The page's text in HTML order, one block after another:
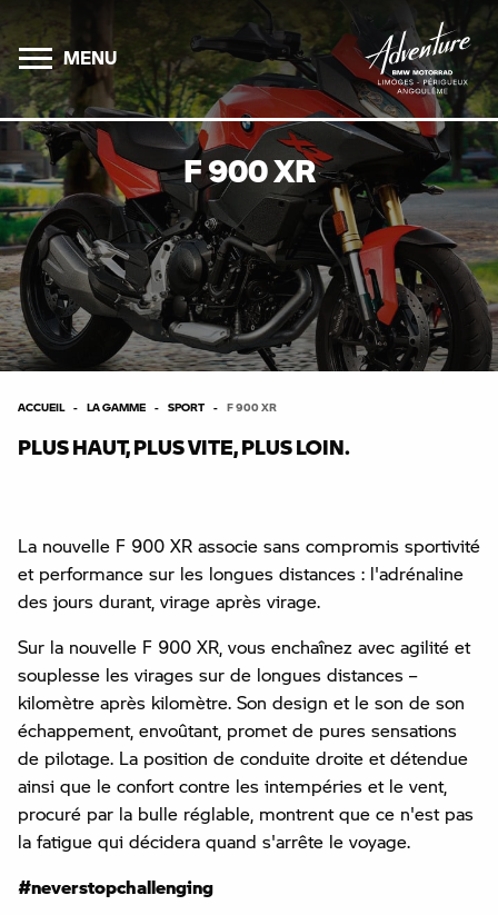
MENU
F 900 XR
ACCUEIL LA GAMME SPORT F 900 XR
PLUS HAUT, PLUS VITE, PLUS LOIN.
La nouvelle F 900 XR associe sans compromis sportivité
et performance sur les longues distances : l'adrénaline
des jours durant, virage après virage.
Sur la nouvelle F 900 XR, vous enchaînez avec agilité et
souplesse les virages sur de longues distances –
kilomètre après kilomètre. Son design et le son de son
échappement, envoûtant, promet de pures sensations
de pilotage. La position de conduite droite et détendue
ainsi que le confort contre les intempéries et le vent,
procuré par la bulle réglable, montrent que ce n'est pas
la fatigue qui décidera quand s'arrête le voyage.
#neverstopchallenging